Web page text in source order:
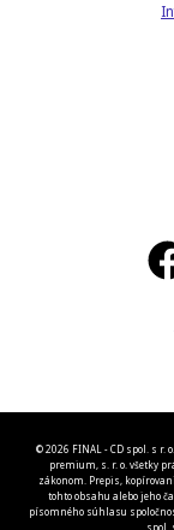
© 2026 FINAL - CD spol. s r.
premium, s. r. o. všetky
zákonom. Prepis,
tohto obsahu alebo jeho
písomného súhlasu
spol.